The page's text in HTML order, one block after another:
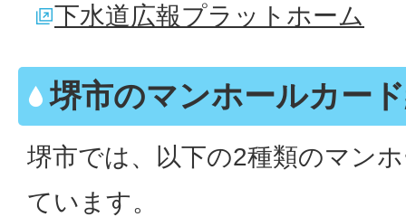
下水道広報プラットホーム
堺市のマンホールカー
堺市では、以下の2種類のマン
ています。